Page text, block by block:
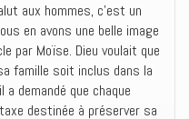
aux hommes, c’est un
en avons une belle image
par Moïse. Dieu voulait que
famille soit inclus dans la
demandé que chaque
destinée à préserver sa